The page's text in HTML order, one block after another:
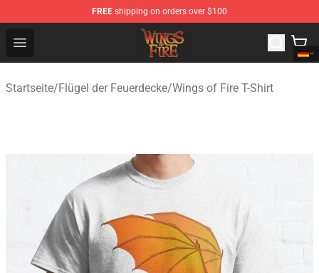
FREE shipping on orders over $100
Open menu
Wings of Fire Shop - Official Wings of Fire Merchandise
Startseite/Flügel der Feuerdecke/Wings of Fire T-Shirt